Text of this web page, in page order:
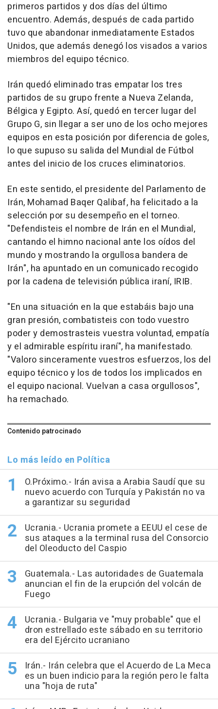
primeros partidos y dos días del último
encuentro. Además, después de cada partido
tuvo que abandonar inmediatamente Estados
Unidos, que además denegó los visados a varios
miembros del equipo técnico.
Irán quedó eliminado tras empatar los tres
partidos de su grupo frente a Nueva Zelanda,
Bélgica y Egipto. Así, quedó en tercer lugar del
Grupo G, sin llegar a ser uno de los ocho mejores
equipos en esta posición por diferencia de goles,
lo que supuso su salida del Mundial de Fútbol
antes del inicio de los cruces eliminatorios.
En este sentido, el presidente del Parlamento de
Irán, Mohamad Baqer Qalibaf, ha felicitado a la
selección por su desempeño en el torneo.
"Defendisteis el nombre de Irán en el Mundial,
cantando el himno nacional ante los oídos del
mundo y mostrando la orgullosa bandera de
Irán", ha apuntado en un comunicado recogido
por la cadena de televisión pública iraní, IRIB.
"En una situación en la que estabáis bajo una
gran presión, combatisteis con todo vuestro
poder y demostrasteis vuestra voluntad, empatía
y el admirable espíritu iraní", ha manifestado.
"Valoro sinceramente vuestros esfuerzos, los del
equipo técnico y los de todos los implicados en
el equipo nacional. Vuelvan a casa orgullosos",
ha remachado.
Contenido patrocinado
Lo más leído en Política
O.Próximo.- Irán avisa a Arabia Saudí que su
nuevo acuerdo con Turquía y Pakistán no va
a garantizar su seguridad
Ucrania.- Ucrania promete a EEUU el cese de
sus ataques a la terminal rusa del Consorcio
del Oleoducto del Caspio
Guatemala.- Las autoridades de Guatemala
anuncian el fin de la erupción del volcán de
Fuego
Ucrania.- Bulgaria ve "muy probable" que el
dron estrellado este sábado en su territorio
era del Ejército ucraniano
Irán.- Irán celebra que el Acuerdo de La Meca
es un buen indicio para la región pero le falta
una "hoja de ruta"